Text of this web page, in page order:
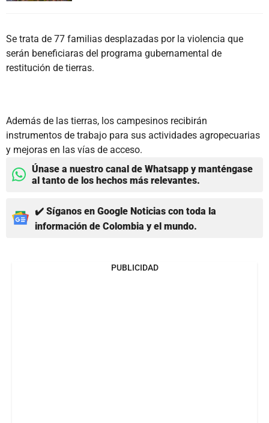
Se trata de 77 familias desplazadas por la violencia que
serán beneficiaras del programa gubernamental de
restitución de tierras.
Además de las tierras, los campesinos recibirán
instrumentos de trabajo para sus actividades agropecuarias
y mejoras en las vías de acceso.
Únase a nuestro canal de Whatsapp y manténgase
al tanto de los hechos más relevantes.
✔️ Síganos en Google Noticias con toda la
información de Colombia y el mundo.
PUBLICIDAD